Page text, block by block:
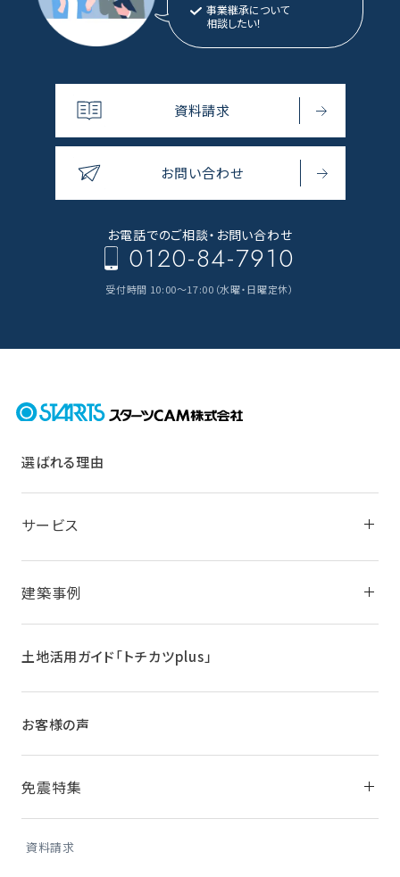
事業継承について
相談したい！
資料請求
お問い合わせ
お電話でのご相談・ お問い合わせ
0120-84-7910
受付時間 10:00～17:00（水曜・日曜定休）
選ばれる理由
サービス
建築事例
土地活用ガイド「トチカツplus」
お客様の声
免震特集
資料請求